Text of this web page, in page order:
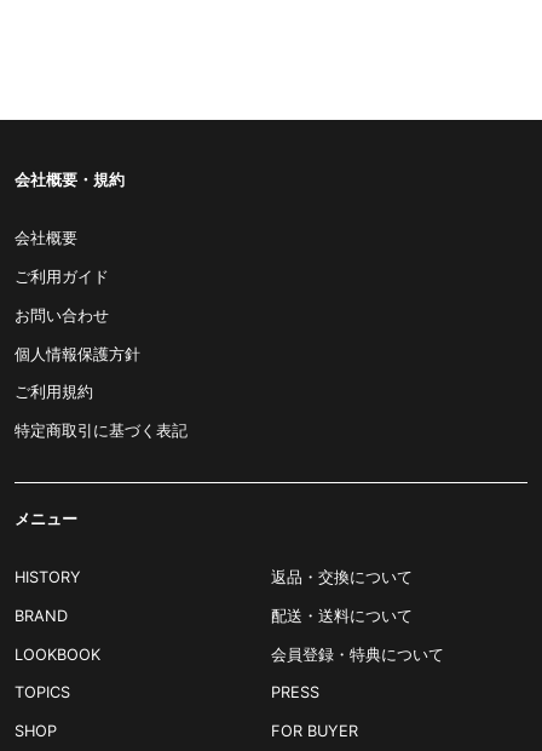
会社概要・規約
会社概要
ご利用ガイド
お問い合わせ
個人情報保護方針
ご利用規約
特定商取引に基づく表記
メニュー
HISTORY
BRAND
LOOKBOOK
TOPICS
SHOP
返品・交換について
配送・送料について
会員登録・特典について
PRESS
FOR BUYER